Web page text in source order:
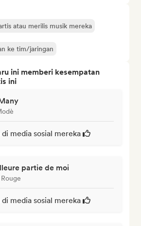
atau merilis musik mereka
ke tim/jaringan
ini memberi kesempatan
ini
media sosial mereka
partie de moi
media sosial mereka